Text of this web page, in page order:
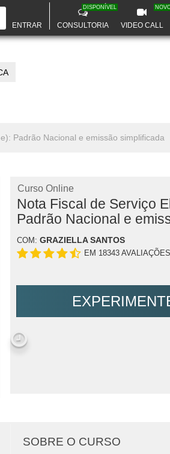
ENTRAR CONSULTORIA
DISPONÍVEL
VIDEO CALL
Padrão Nacional e emissão simplificada
Curso Online
Nota Fiscal de Serviço
Padrão Nacional e
COM: GRAZIELLA SANTOS
EM 18343 AVALIAÇÕES
SOBRE O CURSO